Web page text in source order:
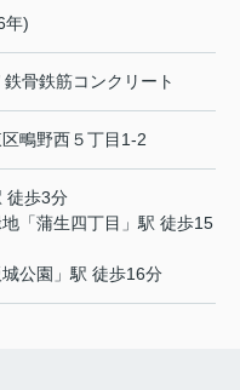
年)
骨鉄筋コンクリート
鴫野西５丁目1-2
徒歩3分
「蒲生四丁目 」駅 徒歩15
公園 」駅 徒歩16分